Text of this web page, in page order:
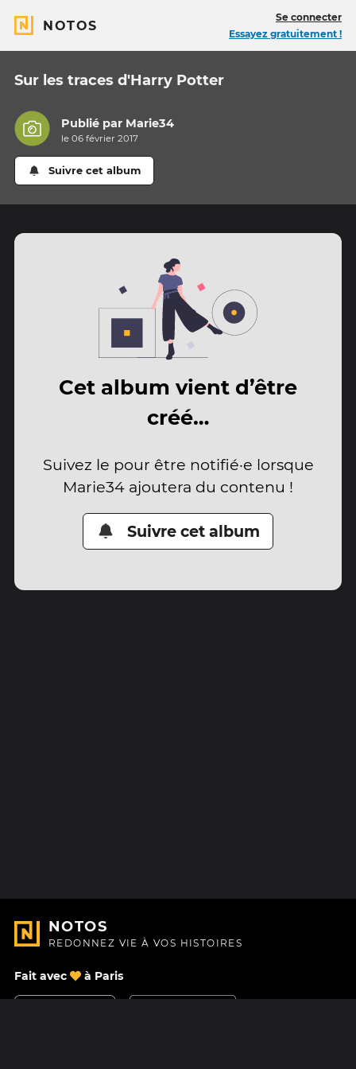
NOTOS
Se connecter
Essayez gratuitement !
Sur les traces d'Harry Potter
Publié par Marie34
le 06 février 2017
Suivre cet album
Cet album vient d’être
créé…
Suivez le pour être notifié·e lorsque
Marie34 ajoutera du contenu !
Suivre cet album
NOTOS
REDONNEZ VIE À VOS HISTOIRES
Fait avec à Paris